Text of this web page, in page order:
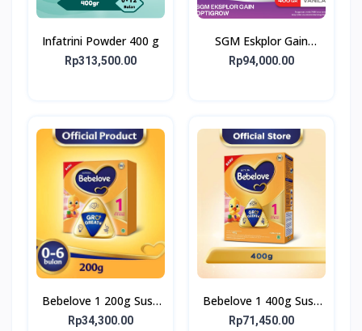
Infatrini Powder 400 g
Rp313,500.00
SGM Eskplor Gain
Optigrow 1plus
Rp94,000.00
Bebelove 1 200g Susu
Formula Bayi Usia 0-6
Rp34,300.00
Bebelove 1 400g Susu
Formula Bayi Usia 0-6
Rp71,450.00